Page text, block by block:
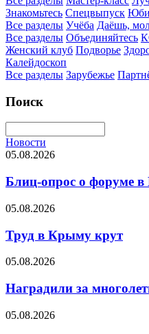
Знакомьтесь Спецвыпуск
Все разделы Учёба Даёшь,
Все разделы Объединяйтесь
Женский клуб Подворье
Калейдоскоп
Все разделы Зарубежье
Поиск
Новости
05.08.2026
Блиц-опрос о форуме в
05.08.2026
Труд в Крыму крут
05.08.2026
Наградили за
05.08.2026